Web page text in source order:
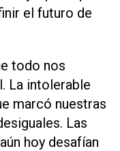
el futuro de
todo nos
La intolerable
marcó nuestras
Las
hoy desafían